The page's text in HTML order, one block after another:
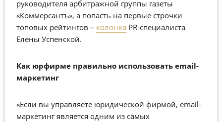
руководителя арбитражной группы газеты
«Коммерсантъ», а попасть на первые строчки
топовых рейтингов – колонка PR-специалиста
Елены Успенской.
Как юрфирме правильно использовать email-
маркетинг
«Если вы управляете юридической фирмой, email-
маркетинг является одним из самых